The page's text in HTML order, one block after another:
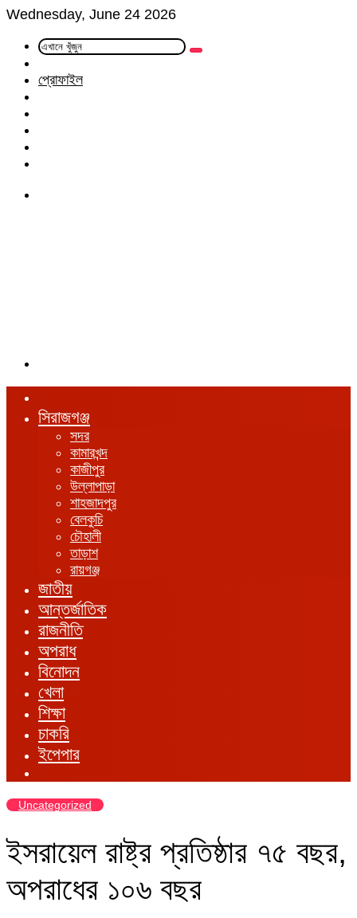
Wednesday, June 24 2026
এখানে
Article
প্রোফাইল
সিরাজগঞ্জ
সদর
কামারখন্দ
কাজীপুর
উল্লাপাড়া
শাহজাদপুর
বেলকুচি
চৌহালী
তাড়াশ
রায়গঞ্জ
জাতীয়
আন্তর্জাতিক
রাজনীতি
অপরাধ
বিনোদন
খেলা
শিক্ষা
চাকরি
ইপেপার
Uncategorized
ইসরায়েল রাষ্ট্র প্রতিষ্ঠার ৭৫ বছর,
অপরাধের ১০৬ বছর